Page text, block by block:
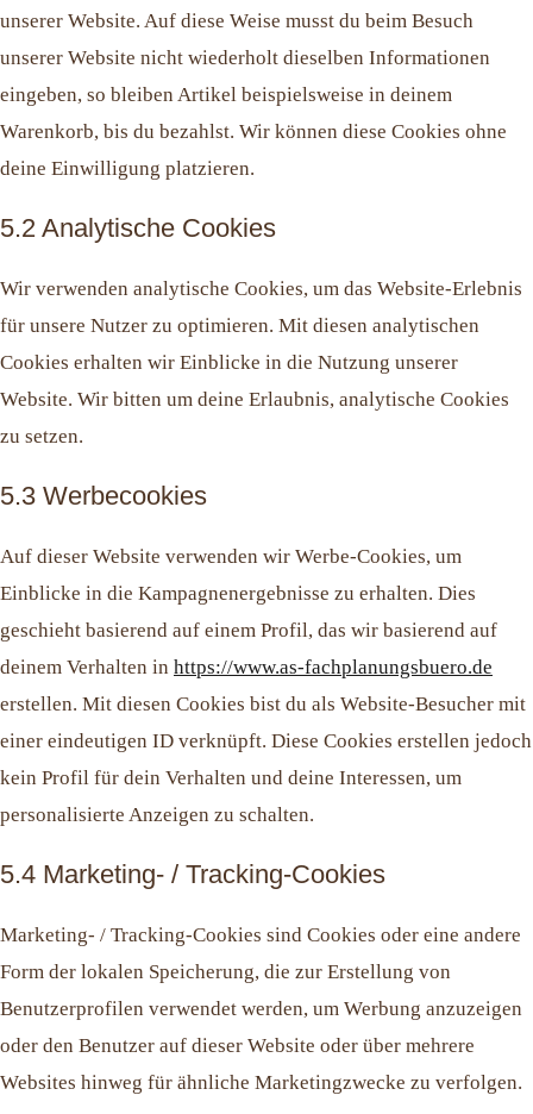
unserer Website. Auf diese Weise musst du beim Besuch
unserer Website nicht wiederholt dieselben Informationen
eingeben, so bleiben Artikel beispielsweise in deinem
Warenkorb, bis du bezahlst. Wir können diese Cookies ohne
deine Einwilligung platzieren.
5.2 Analytische Cookies
Wir verwenden analytische Cookies, um das Website-Erlebnis
für unsere Nutzer zu optimieren. Mit diesen analytischen
Cookies erhalten wir Einblicke in die Nutzung unserer
Website. Wir bitten um deine Erlaubnis, analytische Cookies
zu setzen.
5.3 Werbecookies
Auf dieser Website verwenden wir Werbe-Cookies, um
Einblicke in die Kampagnenergebnisse zu erhalten. Dies
geschieht basierend auf einem Profil, das wir basierend auf
deinem Verhalten in https://www.as-fachplanungsbuero.de
erstellen. Mit diesen Cookies bist du als Website-Besucher mit
einer eindeutigen ID verknüpft. Diese Cookies erstellen jedoch
kein Profil für dein Verhalten und deine Interessen, um
personalisierte Anzeigen zu schalten.
5.4 Marketing- / Tracking-Cookies
Marketing- / Tracking-Cookies sind Cookies oder eine andere
Form der lokalen Speicherung, die zur Erstellung von
Benutzerprofilen verwendet werden, um Werbung anzuzeigen
oder den Benutzer auf dieser Website oder über mehrere
Websites hinweg für ähnliche Marketingzwecke zu verfolgen.